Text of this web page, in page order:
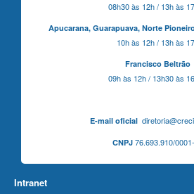
08h30 às 12h / 13h às
Apucarana, Guarapuava, Norte
10h às 12h / 13h às
Francisco Beltrão
09h às 12h / 13h30 às
E-mail oficial
CNPJ76.693.910/
Intranet